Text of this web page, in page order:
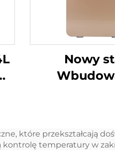
Nowy
12 V DC
które przekształcają
temperatury w